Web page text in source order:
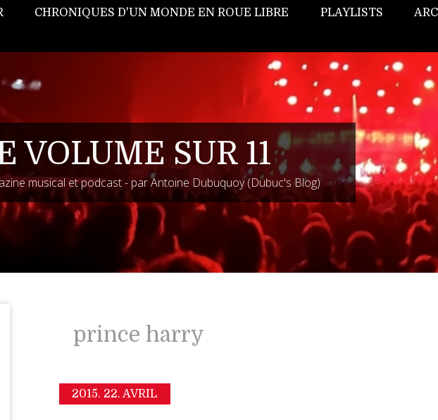
CHRONIQUES D'UN MONDE EN ROUE LIBRE PLAYLISTS
VOLUME SUR 11
musical et podcast - par Antoine Dubuquoy (Dubuc's Blog)
prince harry
2015. 22. AVRIL